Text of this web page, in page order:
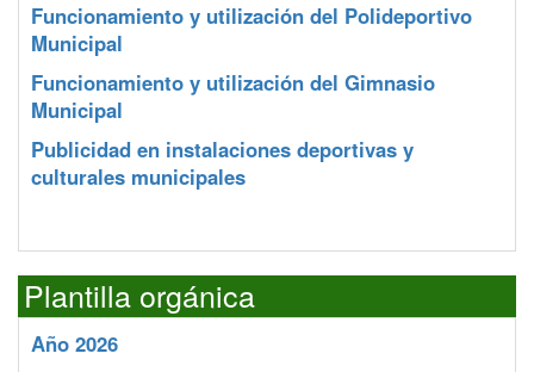
Funcionamiento y utilización del Polideportivo
Municipal
Funcionamiento y utilización del Gimnasio
Municipal
Publicidad en instalaciones deportivas y
culturales municipales
Plantilla orgánica
Año 2026